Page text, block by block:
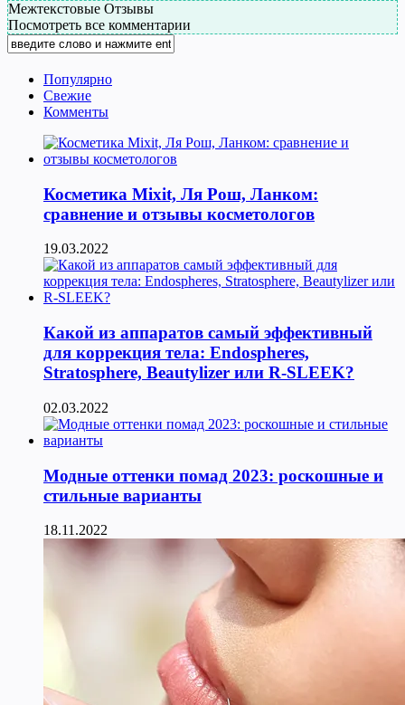
Межтекстовые Отзывы
Посмотреть все комментарии
Популярно
Свежие
Комменты
Косметика Мixit, Ля Рош, Ланком:
сравнение и отзывы косметологов
19.03.2022
Какой из аппаратов самый эффективный
для коррекция тела: Endospheres,
Stratosphere, Beautylizer или R-SLEEK?
02.03.2022
Модные оттенки помад 2023: роскошные и
стильные варианты
18.11.2022